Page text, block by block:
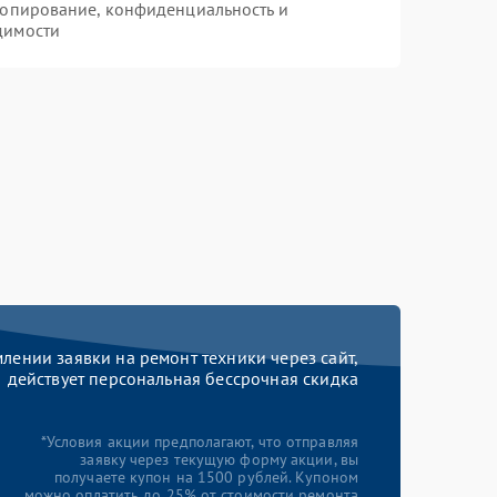
конфиденциальность и
заявки на ремонт техники через сайт,
действует персональная бессрочная скидка
*Условия акции предполагают, что отправляя
заявку через текущую форму акции, вы
получаете купон на 1500 рублей. Купоном